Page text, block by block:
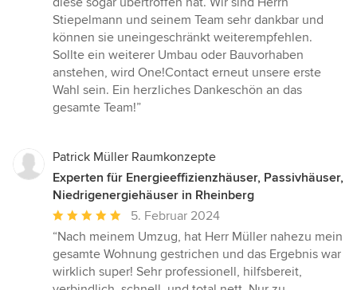
Stiepelmann und seinem Team sehr dankbar und
können sie uneingeschränkt weiterempfehlen.
Sollte ein weiterer Umbau oder Bauvorhaben
anstehen, wird One!Contact erneut unsere erste
Wahl sein. Ein herzliches Dankeschön an das
gesamte Team!”
Patrick Müller Raumkonzepte
Experten für Energieeffizienzhäuser, Passivhäuser,
Niedrigenergiehäuser in Rheinberg
Durchschnittliche
Bewertung:
5
von
5
5. Februar 2024
“Nach meinem Umzug, hat Herr Müller nahezu mein
gesamte Wohnung gestrichen und das Ergebnis war
wirklich super! Sehr professionell, hilfsbereit,